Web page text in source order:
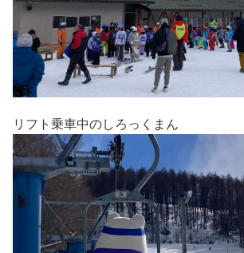
リフト乗車中のしろっくまん